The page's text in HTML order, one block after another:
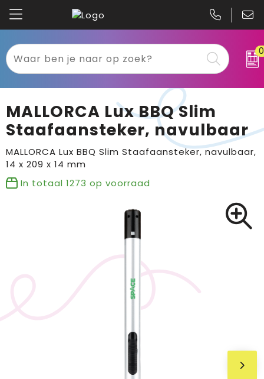
0
Textiel
Werkkleding
Sport
Tassen
Bloemen, planten en bomen
Kariban
B&C
Gildan
Clique
MALLORCA Lux BBQ Slim
Staafaansteker, navulbaar
MALLORCA Lux BBQ Slim Staafaansteker, navulbaar,
14 x 209 x 14 mm
In totaal 1273 op voorraad